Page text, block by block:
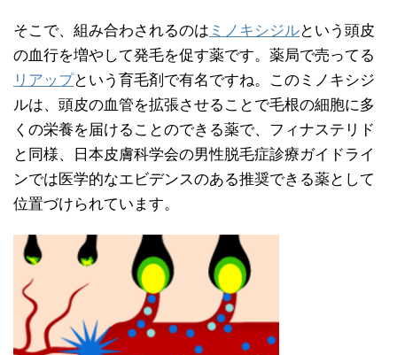
そこで、組み合わされるのは ミノキシジルという頭皮
の血行を増やして発毛を促す薬です。薬局で売ってる
リアップという育毛剤で有名ですね。このミノキシジ
ルは、頭皮の血管を拡張させることで毛根の細胞に多
くの栄養を届けることのできる薬で、フィナステリド
と同様、日本皮膚科学会の男性脱毛症診療ガイドライ
ンでは医学的なエビデンスのある推奨できる薬として
位置づけられています。